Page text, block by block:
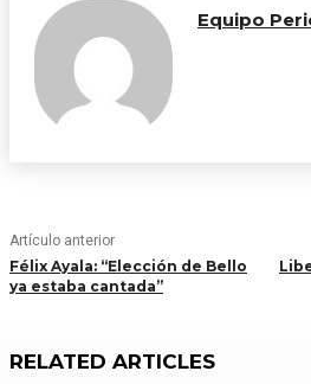
Equipo
Artículo anterior
Félix Ayala: “Elección de Bello
ya estaba cantada”
RELATED ARTICLES